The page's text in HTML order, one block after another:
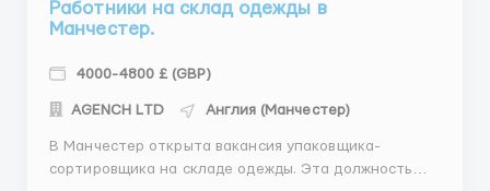
Работники на склад одежды в
Манчестер.
4000-4800 £ (GBP)
АGENСН LТD Англия (Манчестер)
В Манчестер открыта вакансия упаковщика-
сортировщика на складе одежды. Эта должность